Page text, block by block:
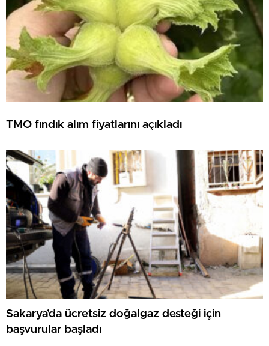
TMO fındık alım fiyatlarını açıkladı
Sakarya’da ücretsiz doğalgaz desteği için
başvurular başladı